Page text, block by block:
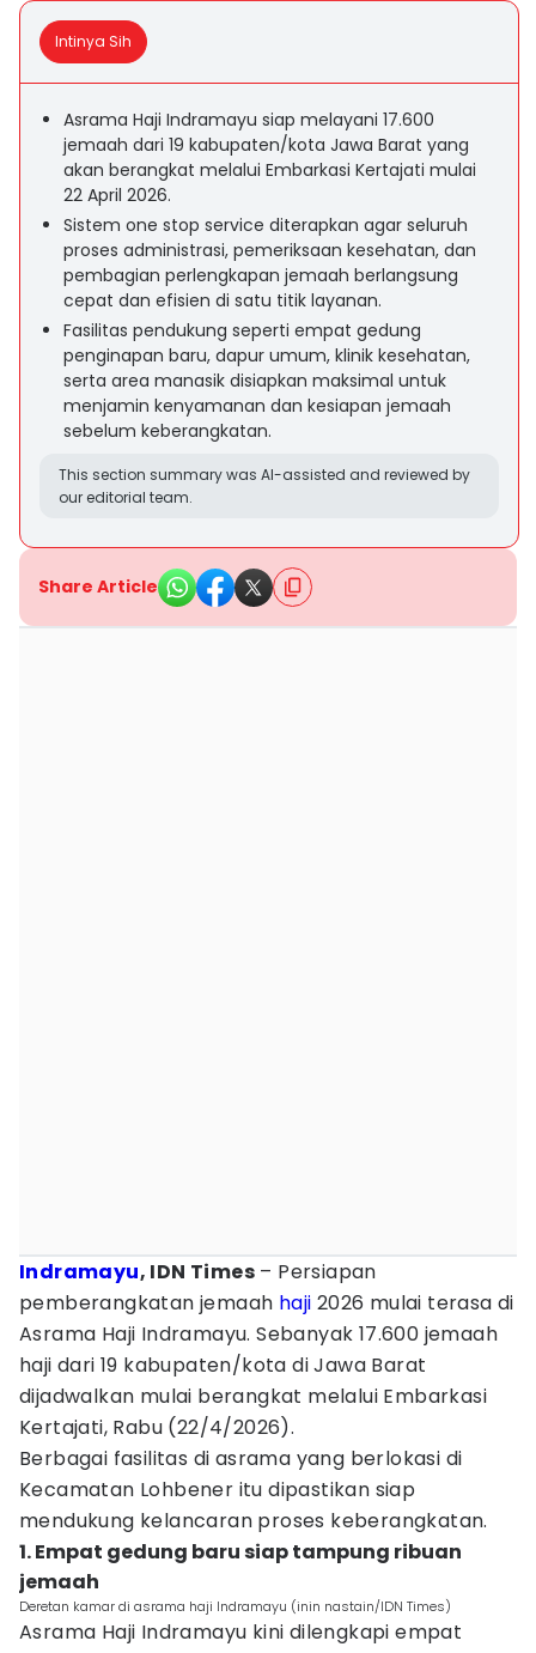
Intinya Sih
Asrama Haji Indramayu siap melayani 17.600
jemaah dari 19 kabupaten/kota Jawa Barat yang
akan berangkat melalui Embarkasi Kertajati mulai
22 April 2026.
Sistem one stop service diterapkan agar seluruh
proses administrasi, pemeriksaan kesehatan, dan
pembagian perlengkapan jemaah berlangsung
cepat dan efisien di satu titik layanan.
Fasilitas pendukung seperti empat gedung
penginapan baru, dapur umum, klinik kesehatan,
serta area manasik disiapkan maksimal untuk
menjamin kenyamanan dan kesiapan jemaah
sebelum keberangkatan.
This section summary was AI-assisted and reviewed by
our editorial team.
Share Article
Indramayu, IDN Times – Persiapan
pemberangkatan jemaah haji 2026 mulai terasa di
Asrama Haji Indramayu. Sebanyak 17.600 jemaah
haji dari 19 kabupaten/kota di Jawa Barat
dijadwalkan mulai berangkat melalui Embarkasi
Kertajati, Rabu (22/4/2026).
Berbagai fasilitas di asrama yang berlokasi di
Kecamatan Lohbener itu dipastikan siap
mendukung kelancaran proses keberangkatan.
1. Empat gedung baru siap tampung ribuan
jemaah
Deretan kamar di asrama haji Indramayu (inin nastain/IDN Times)
Asrama Haji Indramayu kini dilengkapi empat